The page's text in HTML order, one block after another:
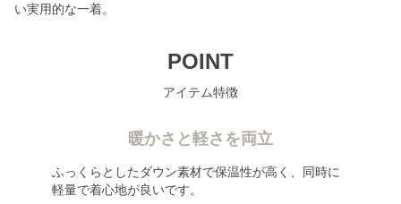
い実用的な一着。
POINT
アイテム特徴
暖かさと軽さを両立
ふっくらとしたダウン素材で保温性が高く、同時に
軽量で着心地が良いです。